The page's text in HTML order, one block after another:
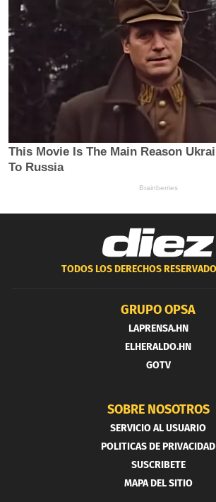
TODOS LOS DERECHOS
GRUPO OPSA
LAPRENSA.HN
ELHERALDO.HN
GOTV
SOBRE NOSOTROS
SERVICIO AL USUARIO
POLITICAS DE PRIVACIDAD
SUSCRIBETE
MAPA DEL SITIO